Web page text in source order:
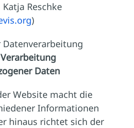
Reschke
)
Daten
Website macht die
Informationen
hinaus richtet sich der